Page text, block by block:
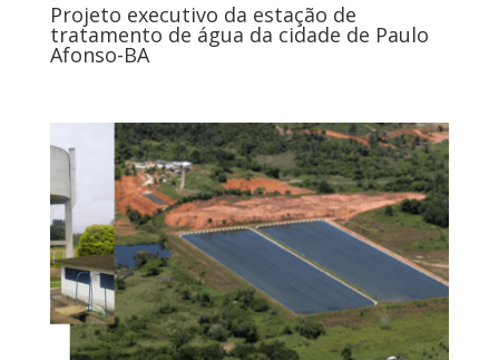
Projeto executivo da estação de
tratamento de água da cidade de Paulo
Afonso-BA